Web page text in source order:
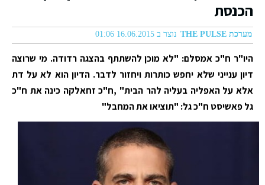
הכנסת
מערכת THE PULSE נוצר ב 16.06.2015 01:06
היו"ר ח"כ אמסלם: "לא מוכן להשתתף בהצגה רדודה. מי שרוצה
דיון ענייני שלא יחפש כותרות ויחזור לדבר. הדיון הוא לא על דת
אלא על האפליה בעליה להר הבית" ,ח"כ זחאלקה כינה את ח"כ
גל פאשיסט ח"כ גל: "תוציאו את המחבל"